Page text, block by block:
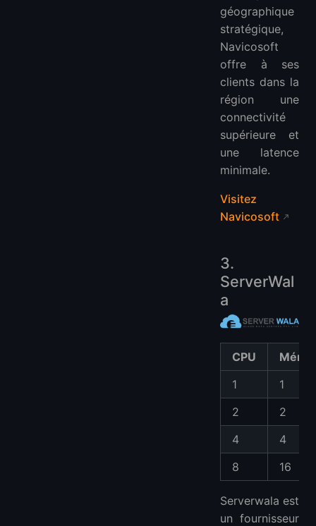
géographique
stratégique,
Navicosoft
offre à ses
clients dans la
région une
connectivité
supérieure et
une latence
minimale.
Visitez
Navicosoft
3.
ServerWal
a
CPU
1
1
2
2
4
4
8
16
Serverwala est
un fournisseur